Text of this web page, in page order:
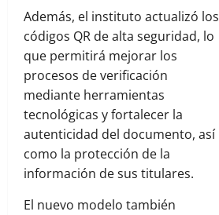
Además, el instituto actualizó los
códigos QR de alta seguridad, lo
que permitirá mejorar los
procesos de verificación
mediante herramientas
tecnológicas y fortalecer la
autenticidad del documento, así
como la protección de la
información de sus titulares.
El nuevo modelo también